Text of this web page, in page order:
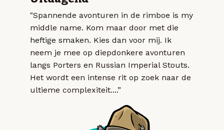
"Spannende avonturen in de rimboe is my
middle name. Kom maar door met die
heftige smaken. Kies dan voor mij. Ik
neem je mee op diepdonkere avonturen
langs Porters en Russian Imperial Stouts.
Het wordt een intense rit op zoek naar de
ultieme complexiteit....”